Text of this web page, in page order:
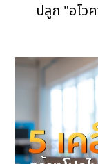
ปลูก "อโว